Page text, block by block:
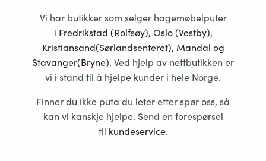
Vi har butikker som selger hagemøbelputer
i Fredrikstad (Rolfsøy), Oslo (Vestby),
Kristiansand(Sørlandsenteret), Mandal og
Stavanger(Bryne). Ved hjelp av nettbutikken er
vi i stand til å hjelpe kunder i hele Norge.
Finner du ikke puta du leter etter spør oss, så
kan vi kanskje hjelpe. Send en forespørsel
til kundeservice.